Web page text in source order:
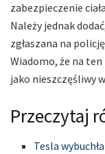
zabezpieczenie
Należy jednak
zgłaszana na
Wiadomo, że na
jako nieszczęśliwy
Przeczytaj
Tesla